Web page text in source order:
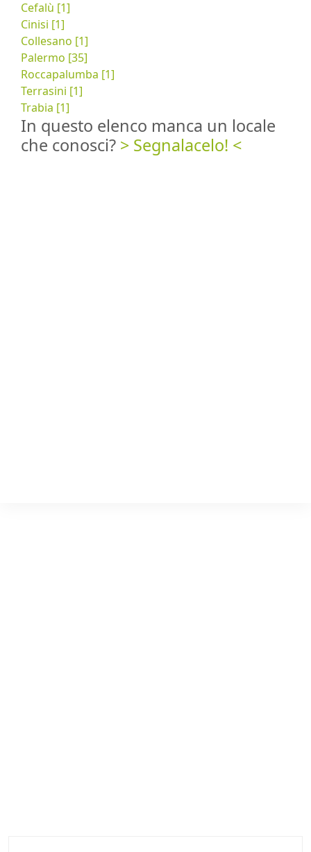
Cefalù [1]
Cinisi [1]
Collesano [1]
Palermo [35]
Roccapalumba [1]
Terrasini [1]
Trabia [1]
In questo elenco manca un locale
che conosci? > Segnalacelo! <